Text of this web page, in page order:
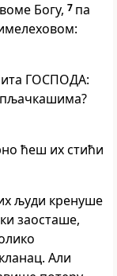
Богу, 7 па
ГОСПОДА:
ћеш их стићи
људи кренуше
заосташе,
Али